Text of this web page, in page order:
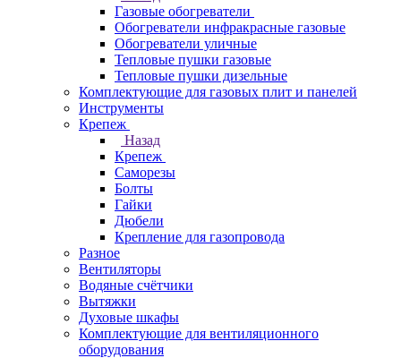
Газовые обогреватели
Обогреватели инфракрасные газовые
Обогреватели уличные
Тепловые пушки газовые
Тепловые пушки дизельные
Комплектующие для газовых плит и панелей
Инструменты
Крепеж
Назад
Крепеж
Саморезы
Болты
Гайки
Дюбели
Крепление для газопровода
Разное
Вентиляторы
Водяные счётчики
Вытяжки
Духовые шкафы
Комплектующие для вентиляционного
оборудования